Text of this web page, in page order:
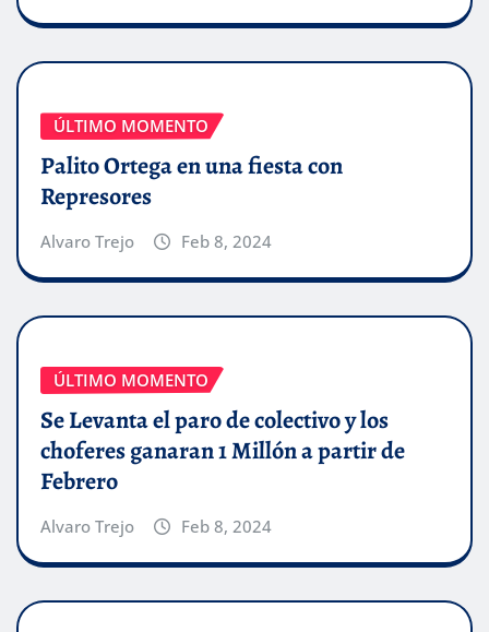
ÚLTIMO MOMENTO
Palito Ortega en una fiesta con
Represores
Alvaro Trejo Feb 8, 2024
ÚLTIMO MOMENTO
Se Levanta el paro de colectivo y los
choferes ganaran 1 Millón a partir de
Febrero
Alvaro Trejo Feb 8, 2024